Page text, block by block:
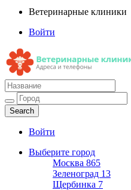
Ветеринарные клиники
Войти
Ветеринарные клиники
Адреса и телефоны
Войти
Выберите город
Москва 865
Зеленоград 13
Щербинка 7